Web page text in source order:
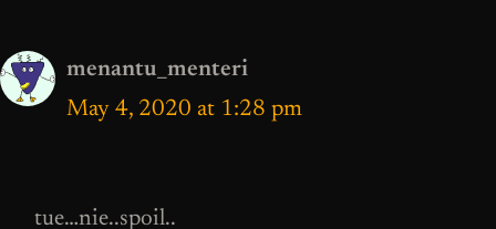
menantu_menteri
May 4, 2020 at 1:28 pm
tue…nie..spoil..